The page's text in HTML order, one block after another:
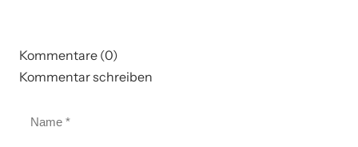
Kommentare (0)
Kommentar schreiben